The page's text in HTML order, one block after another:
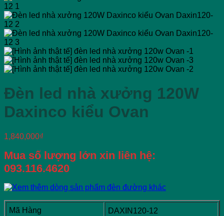
Đèn led nhà xưởng 120W
Daxinco kiểu Ovan
1,840,000₫
Mua số lượng lớn xin liên hệ:
093.116.4620
Mã Hàng DAXIN120-12